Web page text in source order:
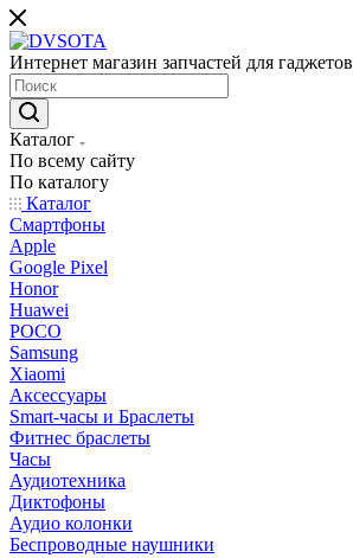
Интернет магазин запчастей для гаджетов
Каталог
По всему сайту
По каталогу
Каталог
Смартфоны
Apple
Google Pixel
Honor
Huawei
POCO
Samsung
Xiaomi
Аксессуары
Smart-часы и Браслеты
Фитнес браслеты
Часы
Аудиотехника
Диктофоны
Аудио колонки
Беспроводные наушники